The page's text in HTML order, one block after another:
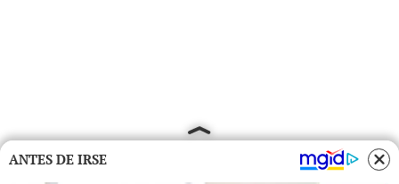
ANTES DE IRSE